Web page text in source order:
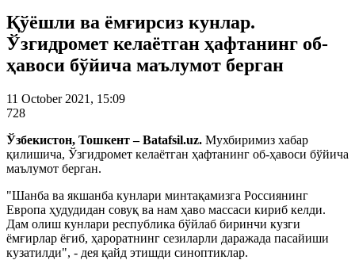
Қўёшли ва ёмғирсиз кунлар.
Ўзгидромет келаётган ҳафтанинг об-
ҳавоси бўйича маълумот берган
11 October 2021, 15:09
728
Ўзбекистон, Тошкент – Batafsil.uz. Мухбиримиз хабар
қилишича, Ўзгидромет келаётган ҳафтанинг об-ҳавоси бўйича
маълумот берган.
"Шанба ва якшанба кунлари минтақамизга Россиянинг
Европа ҳудудидан совуқ ва нам ҳаво массаси кириб келди.
Дам олиш кунлари республика бўйлаб биринчи кузги
ёмғирлар ёғиб, ҳароратнинг сезиларли даражада пасайиши
кузатилди", - дея қайд этишди синоптиклар.